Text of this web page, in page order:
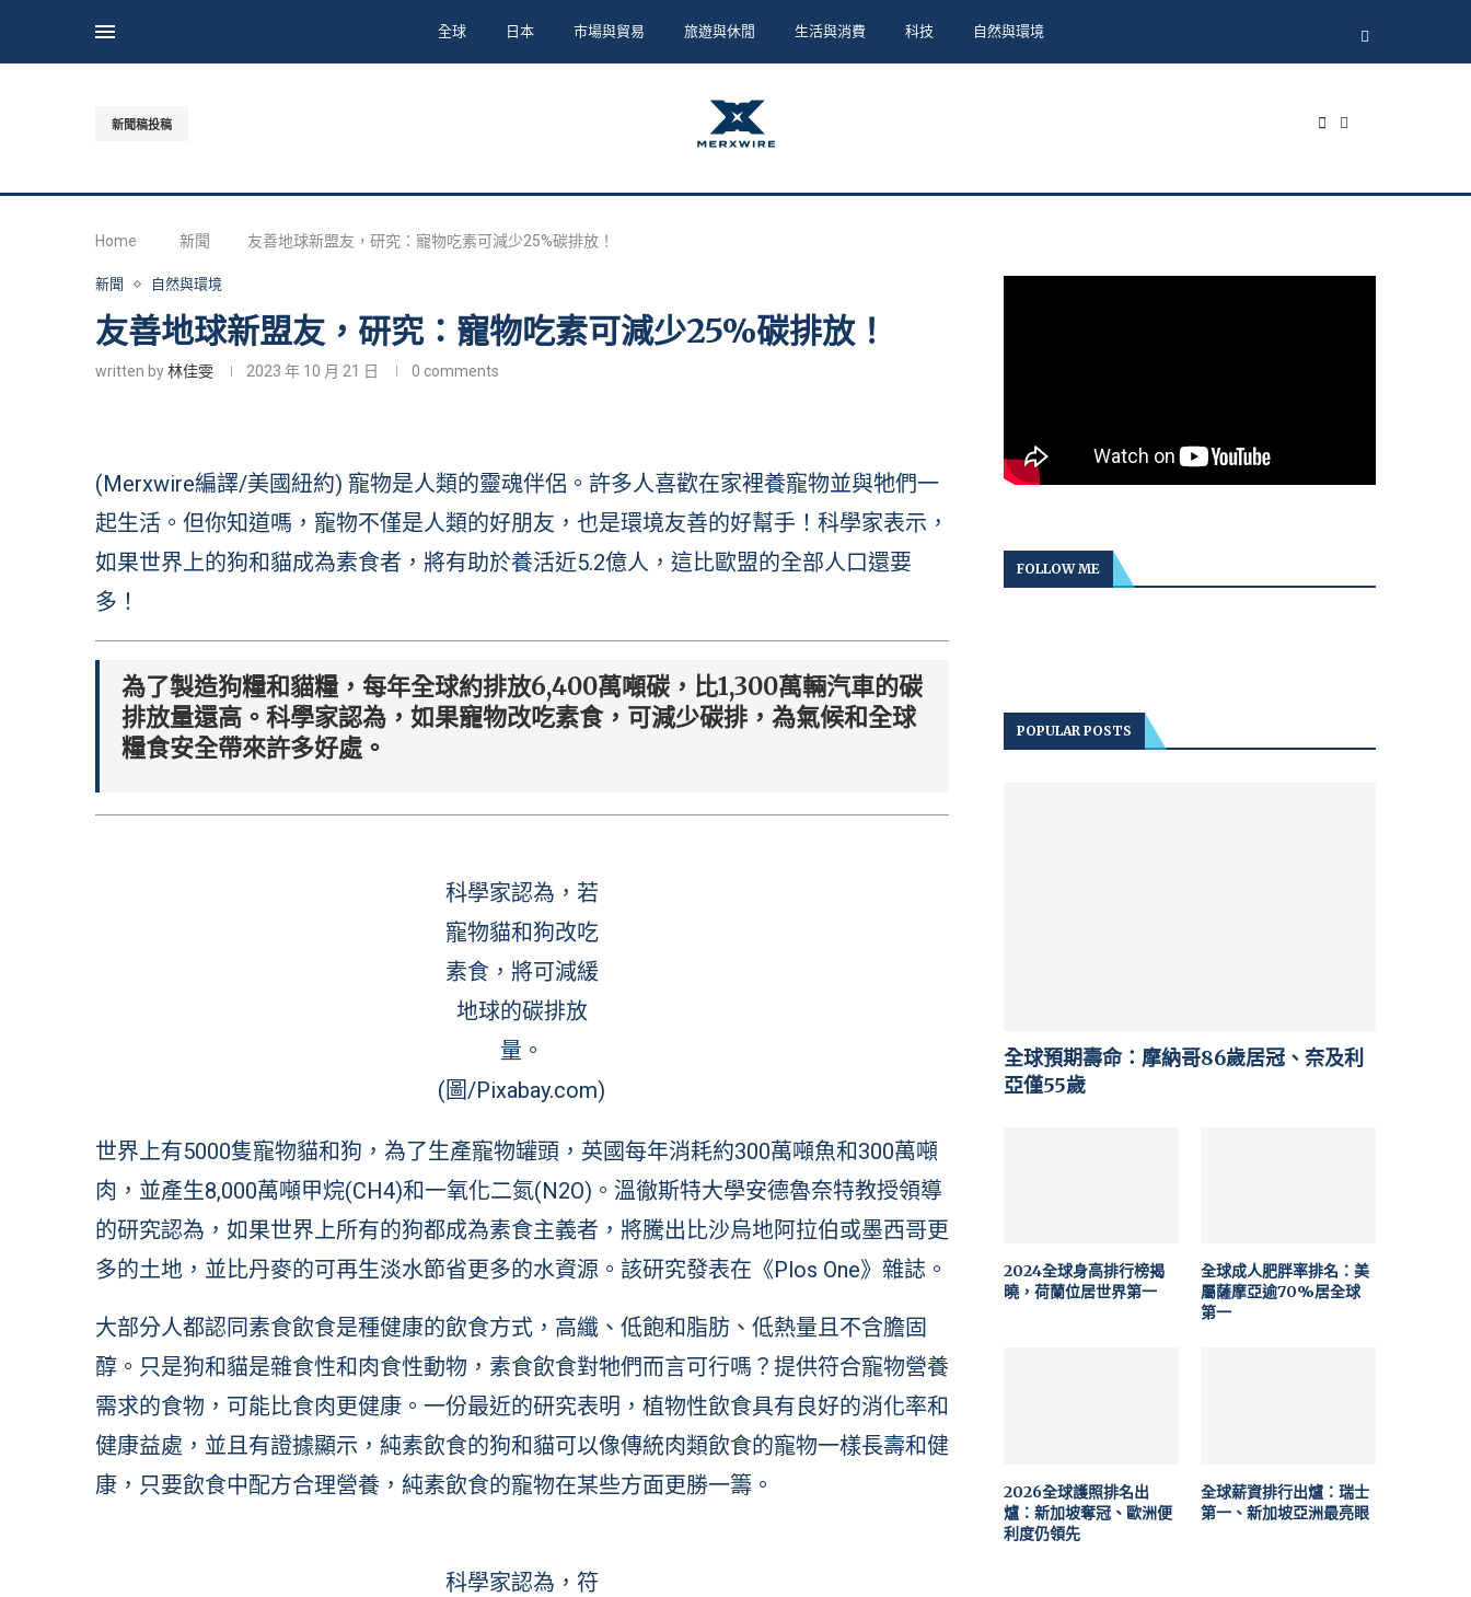
全球 日本 市場與貿易 旅遊與休閒 生活與消費 科技 自然與環境
新聞稿投稿
Home 新聞 友善地球新盟友，研究：寵物吃素可減少25%碳排放！
新聞 自然與環境
友善地球新盟友，研究：寵物吃素可減少25%碳排放！
written by林佳雯 2023 年 10 月 21 日 0 comments
(Merxwire編譯/美國紐約) 寵物是人類的靈魂伴侶。許多人喜歡在家裡養寵物並與牠們一
起生活。但你知道嗎，寵物不僅是人類的好朋友，也是環境友善的好幫手！科學家表示，
如果世界上的狗和貓成為素食者，將有助於養活近5.2億人，這比歐盟的全部人口還要
多！
為了製造狗糧和貓糧，每年全球約排放6,400萬噸碳，比1,300萬輛汽車的碳
排放量還高。科學家認為，如果寵物改吃素食，可減少碳排，為氣候和全球
糧食安全帶來許多好處。
科學家認為，若
寵物貓和狗改吃
素食，將可減緩
地球的碳排放
量。
(圖/Pixabay.com)
世界上有5000隻寵物貓和狗，為了生產寵物罐頭，英國每年消耗約300萬噸魚和300萬噸
肉，並產生8,000萬噸甲烷(CH4)和一氧化二氮(N2O)。溫徹斯特大學安德魯奈特教授領導
的研究認為，如果世界上所有的狗都成為素食主義者，將騰出比沙烏地阿拉伯或墨西哥更
多的土地，並比丹麥的可再生淡水節省更多的水資源。該研究發表在《Plos One》雜誌。
大部分人都認同素食飲食是種健康的飲食方式，高纖、低飽和脂肪、低熱量且不含膽固
醇。只是狗和貓是雜食性和肉食性動物，素食飲食對牠們而言可行嗎？提供符合寵物營養
需求的食物，可能比食肉更健康。一份最近的研究表明，植物性飲食具有良好的消化率和
健康益處，並且有證據顯示，純素飲食的狗和貓可以像傳統肉類飲食的寵物一樣長壽和健
康，只要飲食中配方合理營養，純素飲食的寵物在某些方面更勝一籌。
科學家認為，符
FOLLOW ME
POPULAR POSTS
全球預期壽命：摩納哥86歲居冠、奈及利
亞僅55歲
2024全球身高排行榜揭
曉，荷蘭位居世界第一
全球成人肥胖率排名：美
屬薩摩亞逾70%居全球
第一
2026全球護照排名出
爐：新加坡奪冠、歐洲便
利度仍領先
全球薪資排行出爐：瑞士
第一、新加坡亞洲最亮眼